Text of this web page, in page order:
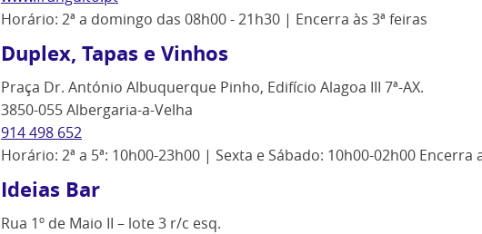
Horário: 2ª a domingo das 08h00 - 21h30 | Encerra às 3ª feiras
Duplex, Tapas e Vinhos
Praça Dr. António Albuquerque Pinho, Edifício Alagoa III 7ª-AX.
3850-055 Albergaria-a-Velha
914 498 652
Horário: 2ª a 5ª: 10h00-23h00 | Sexta e Sábado: 10h00-02h00 Encerra
Ideias Bar
Rua 1º de Maio II – lote 3 r/c esq.